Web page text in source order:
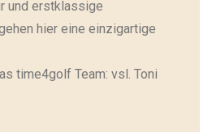
und erstklassige
hier eine einzigartige
time4golf Team: vsl. Toni